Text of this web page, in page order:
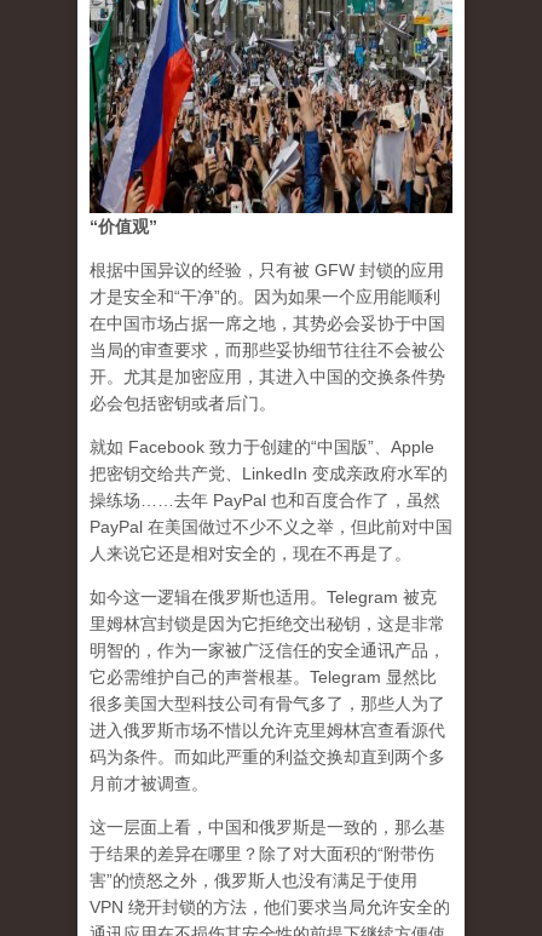
“价值观”
根据中国异议的经验，只有被 GFW 封锁的应用
才是安全和“干净”的。因为如果一个应用能顺利
在中国市场占据一席之地，其势必会妥协于中国
当局的审查要求，而那些妥协细节往往不会被公
开。尤其是加密应用，其进入中国的交换条件势
必会包括密钥或者后门。
就如 Facebook 致力于创建的“中国版”、Apple
把密钥交给共产党、LinkedIn 变成亲政府水军的
操练场……去年 PayPal 也和百度合作了，虽然
PayPal 在美国做过不少不义之举，但此前对中国
人来说它还是相对安全的，现在不再是了。
如今这一逻辑在俄罗斯也适用。Telegram 被克
里姆林宫封锁是因为它拒绝交出秘钥，这是非常
明智的，作为一家被广泛信任的安全通讯产品，
它必需维护自己的声誉根基。Telegram 显然比
很多美国大型科技公司有骨气多了，那些人为了
进入俄罗斯市场不惜以允许克里姆林宫查看源代
码为条件。而如此严重的利益交换却直到两个多
月前才被调查。
这一层面上看，中国和俄罗斯是一致的，那么基
于结果的差异在哪里？除了对大面积的“附带伤
害”的愤怒之外，俄罗斯人也没有满足于使用
VPN 绕开封锁的方法，他们要求当局允许安全的